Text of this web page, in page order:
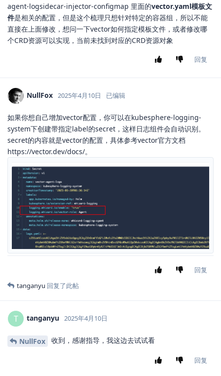
agent-logsidecar-injector-configmap 里面的vector.yaml模板文
件是相关的配置，但是这个梳理只想针对特定的容器组，所以不能
直接在上面修改，想问一下vector如何指定模板文件，或者修改哪
个CRD资源可以实现，当前未找到对应的CRD资源对象
回复
NullFox 2025年4月10日 已编辑
如果你想自己增加vector配置，你可以在kubesphere-logging-
system下创建带指定label的secret，这样日志组件会自动识别。
secret的内容就是vector的配置，具体参考vector官方文档
https://vector.dev/docs/。
回复
tanganyu 回复了此帖
T tanganyu 2025年4月10日
NullFox 收到，感谢指导，我这边去试试看
回复